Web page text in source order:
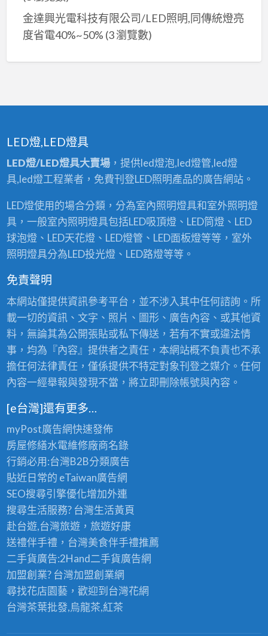
金達興光電科技有限公司/LED照明,同傳統燈亮
度省電40%~50% (3 瀏覽數)
LED燈,LED燈具
LED燈/LED燈具大賣場，提供led燈泡,led燈管,led燈
具,led燈工程業者，免費刊登LED照明產品的廣告網站。
LED燈使用的場合分類，分為室內照明燈具和室外照明燈
具，一般室內照明燈具包括LED吸頂燈、LED筒燈、LED
球泡燈、LED天花燈、LED燈管、LED面板燈等等，室外
照明燈具分為LED投光燈、LED路燈等等。
免責聲明
本網站僅提供資訊參考平台，並不涉入其中任何諮詢。所
載一切的資訊、文字、照片、圖形、廣告內容、或其他資
料，無論其為公開張貼或私下傳送，若有不實或違法情
事，均為『內容』提供者之責任，本網站概不負責也不承
擔任何法律責任，僅係提供不特定對象刊登之媒介。任何
內容一經舉報與發現不當，將立即刪除帳號與內容。
[e台灣]還有更多…
myPost廣告網快速發佈
房屋修繕水電維修廠商名錄
行銷必用:台灣B2B分類廣告
貼近日常的 eTaiwan廣告網
SEO搜尋引擎優化增加外連
搜尋生活服務? 台灣生活黃頁
赴台遊,台灣旅遊，旅遊好康
送禮伴手禮，台灣美食伴手禮推薦
二手貨廣告:2Hand二手貨廣告網
加盟創業? 台灣加盟創業網
尋找花店園藝，歡迎到 台灣花網
台灣茶葉批發,烏龍茶,紅茶